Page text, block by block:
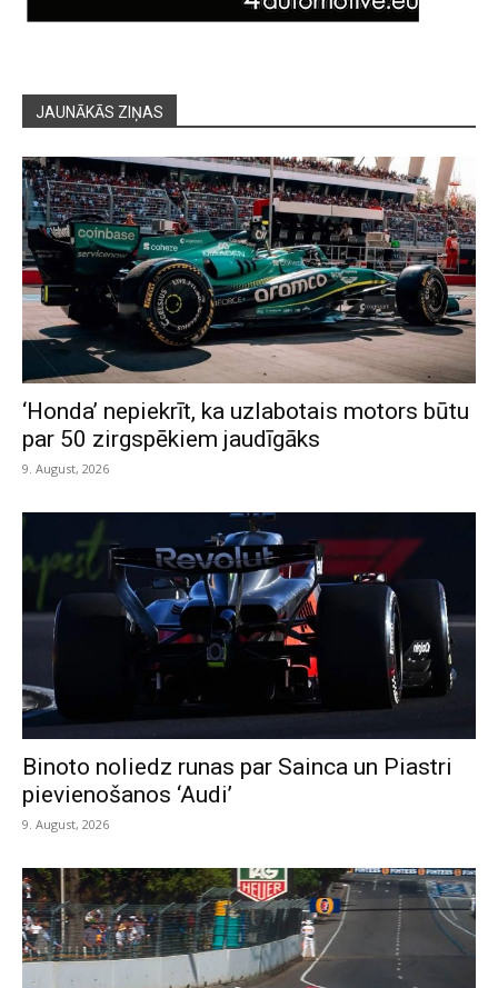
JAUNĀKĀS ZIŅAS
‘Honda’ nepiekrīt, ka uzlabotais motors būtu
par 50 zirgspēkiem jaudīgāks
9. August, 2026
Binoto noliedz runas par Sainca un Piastri
pievienošanos ‘Audi’
9. August, 2026